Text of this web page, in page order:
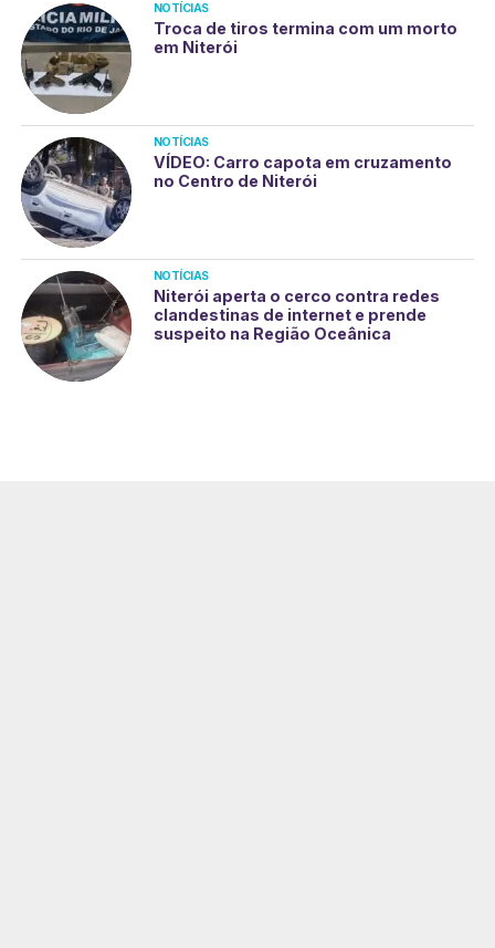
NOTÍCIAS
Troca de tiros termina com um morto
em Niterói
NOTÍCIAS
VÍDEO: Carro capota em cruzamento
no Centro de Niterói
NOTÍCIAS
Niterói aperta o cerco contra redes
clandestinas de internet e prende
suspeito na Região Oceânica